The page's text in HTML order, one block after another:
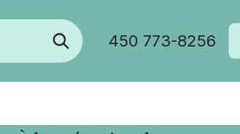
450 773-8256